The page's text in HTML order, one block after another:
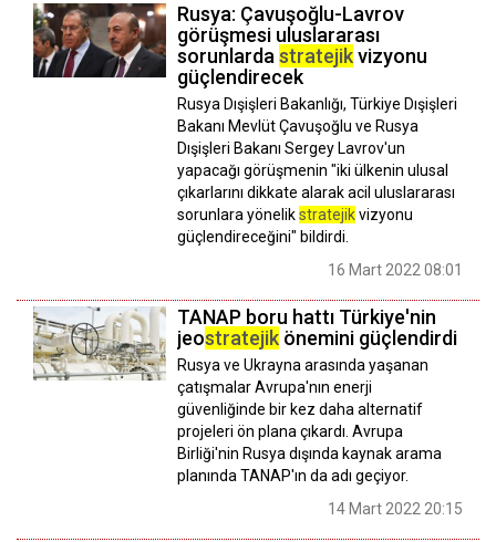
Rusya: Çavuşoğlu-Lavrov
görüşmesi uluslararası
sorunlarda stratejikvizyonu
güçlendirecek
Rusya Dışişleri Bakanlığı, Türkiye Dışişleri
Bakanı Mevlüt Çavuşoğlu ve Rusya
Dışişleri Bakanı Sergey Lavrov'un
yapacağı görüşmenin "iki ülkenin ulusal
çıkarlarını dikkate alarak acil uluslararası
sorunlara yönelikstratejikvizyonu
güçlendireceğini" bildirdi.
16 Mart 2022 08:01
TANAP boru hattı Türkiye'nin
jeostratejik önemini güçlendirdi
Rusya ve Ukrayna arasında yaşanan
çatışmalar Avrupa'nın enerji
güvenliğinde bir kez daha alternatif
projeleri ön plana çıkardı. Avrupa
Birliği'nin Rusya dışında kaynak arama
planında TANAP'ın da adı geçiyor.
14 Mart 2022 20:15